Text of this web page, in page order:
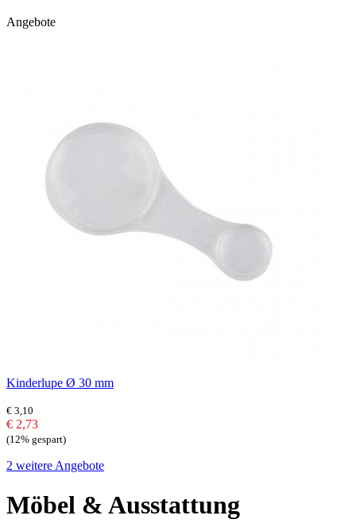
Angebote
Kinderlupe Ø 30 mm
€ 3,10
€ 2,73
(12% gespart)
2 weitere Angebote
Möbel & Ausstattung